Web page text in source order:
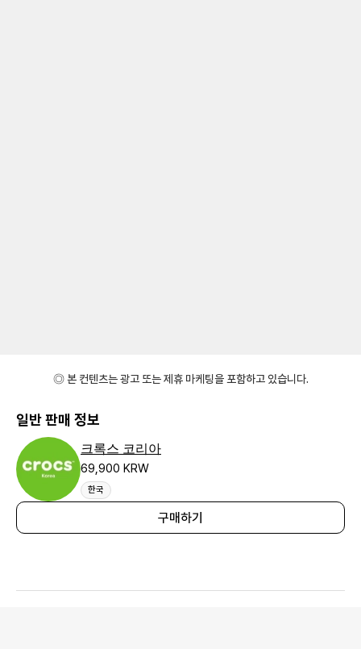
◎ 본 컨텐츠는 광고 또는 제휴 마케팅을 포함하고 있습니다.
일반 판매 정보
크록스 코리아
69,900 KRW
한국
구매하기